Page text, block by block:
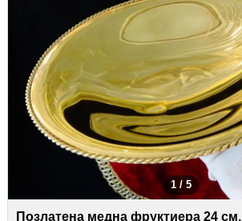
1 / 5
Позлатена медна фруктиера 24 см.